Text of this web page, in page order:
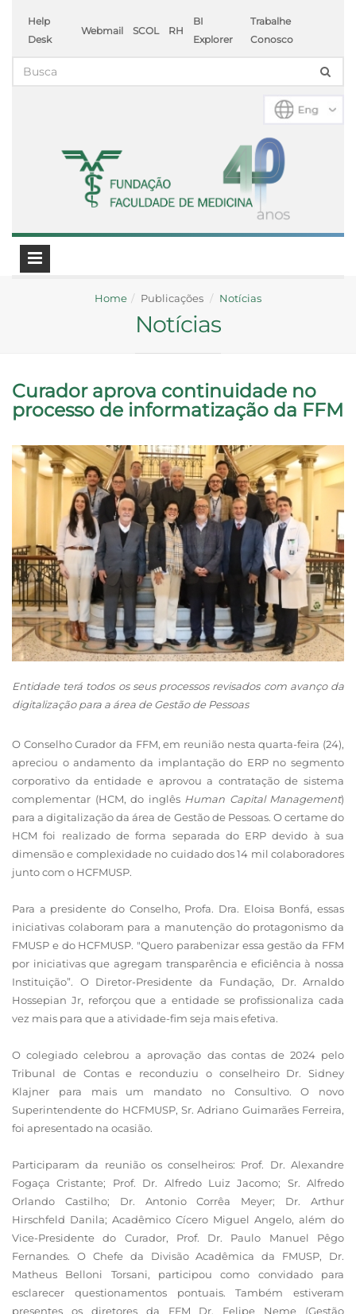
Help
Desk
Webmail SCOL RH
BI
Explorer
Trabalhe
Conosco
Home Publicações Notícias
Notícias
Curador aprova continuidade no
processo de informatização da FFM
Entidade terá todos os seus processos revisados com avanço da
digitalização para a área de Gestão de Pessoas
O Conselho Curador da FFM, em reunião nesta quarta-feira (24),
apreciou o andamento da implantação do ERP no segmento
corporativo da entidade e aprovou a contratação de sistema
complementar (HCM, do inglês Human Capital Management)
para a digitalização da área de Gestão de Pessoas. O certame do
HCM foi realizado de forma separada do ERP devido à sua
dimensão e complexidade no cuidado dos 14 mil colaboradores
junto com o HCFMUSP.
Para a presidente do Conselho, Profa. Dra. Eloisa Bonfá, essas
iniciativas colaboram para a manutenção do protagonismo da
FMUSP e do HCFMUSP. "Quero parabenizar essa gestão da FFM
por iniciativas que agregam transparência e eficiência à nossa
Instituição”. O Diretor-Presidente da Fundação, Dr. Arnaldo
Hossepian Jr, reforçou que a entidade se profissionaliza cada
vez mais para que a atividade-fim seja mais efetiva.
O colegiado celebrou a aprovação das contas de 2024 pelo
Tribunal de Contas e reconduziu o conselheiro Dr. Sidney
Klajner para mais um mandato no Consultivo. O novo
Superintendente do HCFMUSP, Sr. Adriano Guimarães Ferreira,
foi apresentado na ocasião.
Participaram da reunião os conselheiros: Prof. Dr. Alexandre
Fogaça Cristante; Prof. Dr. Alfredo Luiz Jacomo; Sr. Alfredo
Orlando Castilho; Dr. Antonio Corrêa Meyer; Dr. Arthur
Hirschfeld Danila; Acadêmico Cícero Miguel Angelo, além do
Vice-Presidente do Curador, Prof. Dr. Paulo Manuel Pêgo
Fernandes. O Chefe da Divisão Acadêmica da FMUSP, Dr.
Matheus Belloni Torsani, participou como convidado para
esclarecer questionamentos pontuais. Também estiveram
presentes os diretores da FFM Dr. Felipe Neme (Gestão